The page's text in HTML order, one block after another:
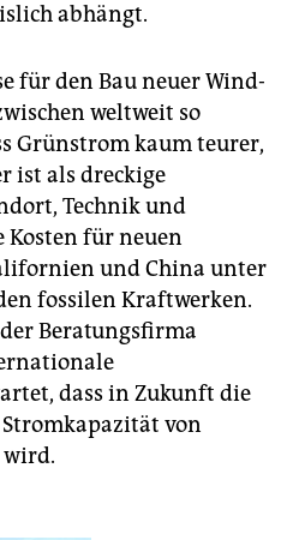
abhängt.
für den Bau neuer Wind-
weltweit so
Grünstrom kaum teurer,
ist als dreckige
Technik und
Kosten für neuen
und China unter
fossilen Kraftwerken.
Beratungsfirma
dass in Zukunft die
von
wird.